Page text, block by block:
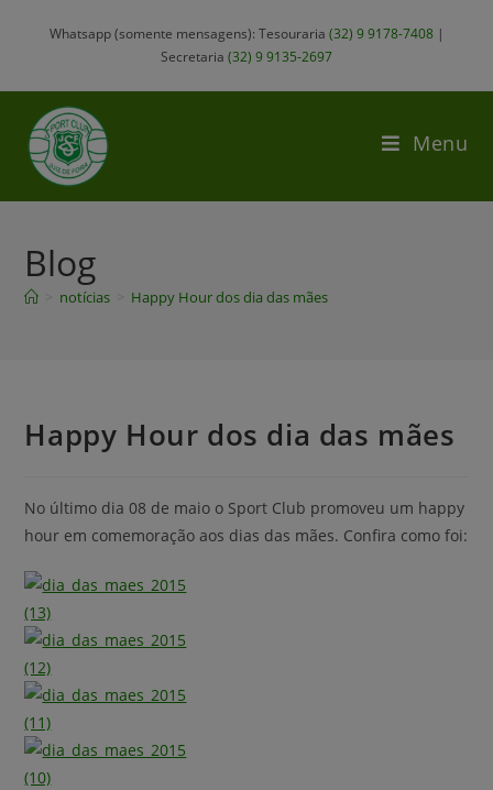
Whatsapp (somente mensagens): Tesouraria (32) 9 9178-7408 |
Secretaria (32) 9 9135-2697
Menu
Blog
notícias Happy Hour dos dia das mães
Happy Hour dos dia das mães
No último dia 08 de maio o Sport Club promoveu um happy
hour em comemoração aos dias das mães. Confira como foi: